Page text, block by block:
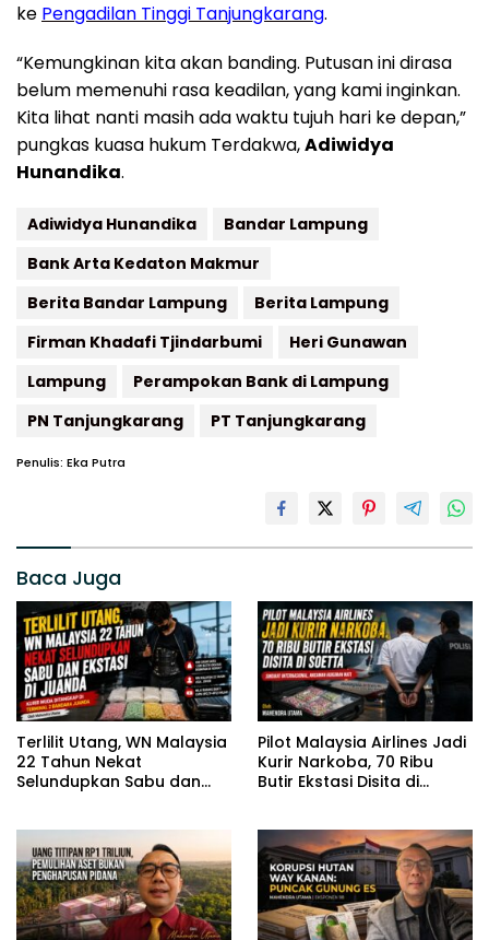
ke Pengadilan Tinggi Tanjungkarang.
“Kemungkinan kita akan banding. Putusan ini dirasa
belum memenuhi rasa keadilan, yang kami inginkan.
Kita lihat nanti masih ada waktu tujuh hari ke depan,”
pungkas kuasa hukum Terdakwa,Adiwidya
Hunandika.
Adiwidya Hunandika
Bandar Lampung
Bank Arta Kedaton Makmur
Berita Bandar Lampung
Berita Lampung
Firman Khadafi Tjindarbumi
Heri Gunawan
Lampung
Perampokan Bank di Lampung
PN Tanjungkarang
PT Tanjungkarang
Penulis: Eka Putra
Baca Juga
Terlilit Utang, WN Malaysia
22 Tahun Nekat
Selundupkan Sabu dan
Pilot Malaysia Airlines Jadi
Kurir Narkoba, 70 Ribu
Butir Ekstasi Disita di